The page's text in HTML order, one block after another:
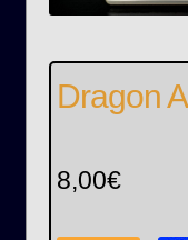
Dragon
8,00€